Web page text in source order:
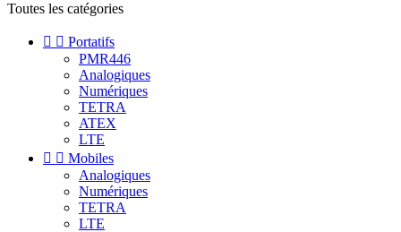
Toutes les catégories
  Portatifs
PMR446
Analogiques
Numériques
TETRA
ATEX
LTE
  Mobiles
Analogiques
Numériques
TETRA
LTE